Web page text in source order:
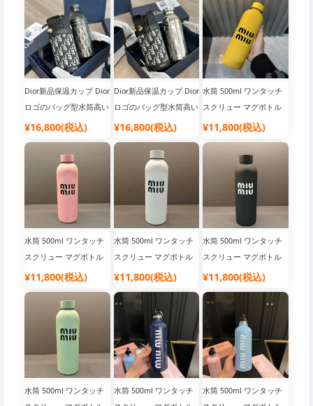
ンです
細部の質感 唯一の高級
ラインの保温カップ、大
容量600ML
ち運びに便利ですそのデ
ザインは非常に可愛く、
双魚尾の形状をしていま
す
Dior新品保温カップ Dior
ロゴのバッグ型水筒高い
デザイン性と儀式感、ス
トル本体はステンレス製
で、Diorのパターンがレ
ーザーで覆われています
ストラップはトップグレ
ードの粒面牛革を使用し
ています市場の安価な低
品質版は超繊維を使用し
外し可能なナイロンの提
花ショルダーストラップ
が付いています
¥16,800(税込)
Dior新品保温カップ Dior
ロゴのバッグ型水筒高い
デザイン性と儀式感、ス
トル本体はステンレス製
で、Diorのパターンがレ
ーザーで覆われています
ストラップはトップグレ
ードの粒面牛革を使用し
ています市場の安価な低
品質版は超繊維を使用し
外し可能なナイロンの提
花ショルダーストラップ
が付いています
¥16,800(税込)
水筒 500ml ワンタッチ
スクリュー マグボトル
ステンレス 保冷 保温 飲
しゃれ シンプル オフィ
ス 軽量 軽い ステンレス
ケータイボトル
¥11,800(税込)
水筒 500ml ワンタッチ
スクリュー マグボトル
ステンレス 保冷 保温 飲
ス 軽量 軽い ステンレス
ケータイボトル
¥11,800(税込)
水筒 500ml ワンタッチ
スクリュー マグボトル
ステンレス 保冷 保温 飲
しゃれ シンプル オフィ
ス 軽量 軽い ステンレス
ケータイボトル
¥11,800(税込)
水筒 500ml ワンタッチ
スクリュー マグボトル
ステンレス 保冷 保温 飲
しゃれ シンプル オフィ
ス 軽量 軽い ステンレス
ケータイボトル
¥11,800(税込)
水筒 500ml ワンタッチ
水筒 500ml ワンタッチ
水筒 500ml ワンタッチ